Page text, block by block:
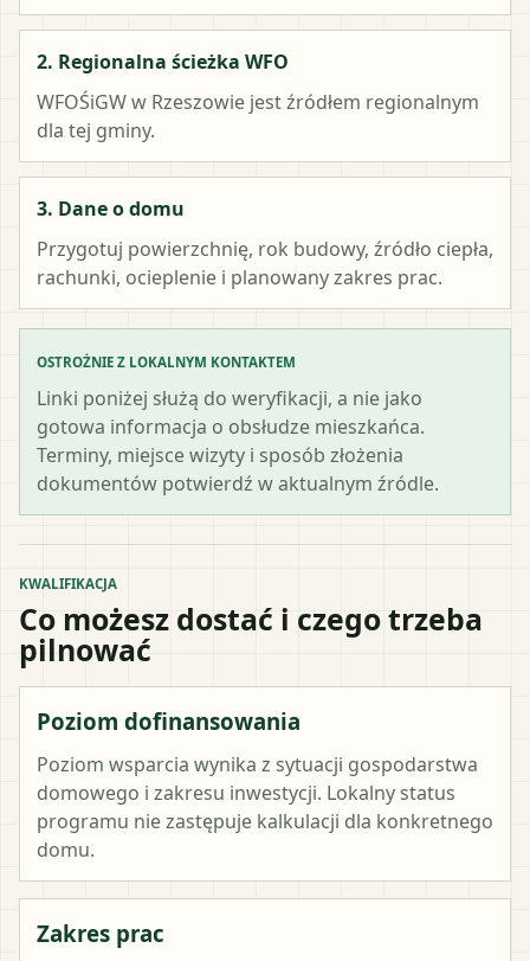
2. Regionalna ścieżka WFO
WFOŚiGW w Rzeszowie jest źródłem regionalnym
dla tej gminy.
3. Dane o domu
Przygotuj powierzchnię, rok budowy, źródło ciepła,
rachunki, ocieplenie i planowany zakres prac.
OSTROŻNIE Z LOKALNYM KONTAKTEM
Linki poniżej służą do weryfikacji, a nie jako
gotowa informacja o obsłudze mieszkańca.
Terminy, miejsce wizyty i sposób złożenia
dokumentów potwierdź w aktualnym źródle.
KWALIFIKACJA
Co możesz dostać i czego trzeba
pilnować
Poziom dofinansowania
Poziom wsparcia wynika z sytuacji gospodarstwa
domowego i zakresu inwestycji. Lokalny status
programu nie zastępuje kalkulacji dla konkretnego
domu.
Zakres prac